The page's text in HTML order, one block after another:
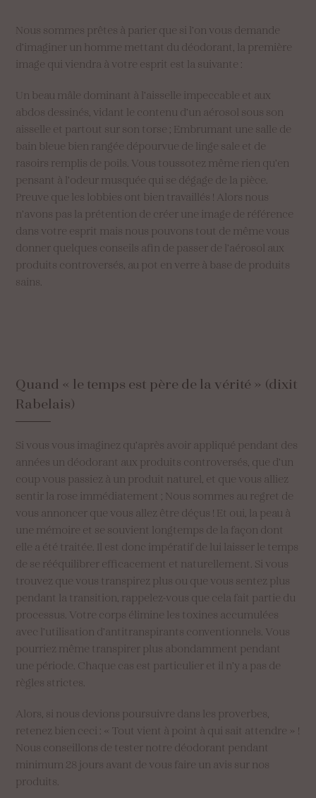
Nous sommes prêtes à parier que si l’on vous demande
d’imaginer un homme mettant du déodorant, la première
image qui viendra à votre esprit est la suivante :
Un beau mâle dominant à l’aisselle impeccable et aux
abdos dessinés, vidant le contenu d’un aérosol sous son
aisselle et partout sur son torse ; Embrumant une salle de
bain bleue bien rangée dépourvue de linge sale et de
rasoirs remplis de poils. Vous toussotez même rien qu’en
pensant à l’odeur musquée qui se dégage de la pièce.
Preuve que les lobbies ont bien travaillés ! Alors nous
n’avons pas la prétention de créer une image de référence
dans votre esprit mais nous pouvons tout de même vous
donner quelques conseils afin de passer de l’aérosol aux
produits controversés, au pot en verre à base de produits
sains.
Quand « le temps est père de la vérité » (dixit
Rabelais)
Si vous vous imaginez qu’après avoir appliqué pendant des
années un déodorant aux produits controversés, que d’un
coup vous passiez à un produit naturel, et que vous alliez
sentir la rose immédiatement ; Nous sommes au regret de
vous annoncer que vous allez être déçus ! Et oui, la peau à
une mémoire et se souvient longtemps de la façon dont
elle a été traitée. Il est donc impératif de lui laisser le temps
de se rééquilibrer efficacement et naturellement. Si vous
trouvez que vous transpirez plus ou que vous sentez plus
pendant la transition, rappelez-vous que cela fait partie du
processus. Votre corps élimine les toxines accumulées
avec l’utilisation d’antitranspirants conventionnels. Vous
pourriez même transpirer plus abondamment pendant
une période. Chaque cas est particulier et il n’y a pas de
règles strictes.
Alors, si nous devions poursuivre dans les proverbes,
retenez bien ceci : « Tout vient à point à qui sait attendre » !
Nous conseillons de tester notre déodorant pendant
minimum 28 jours avant de vous faire un avis sur nos
produits.